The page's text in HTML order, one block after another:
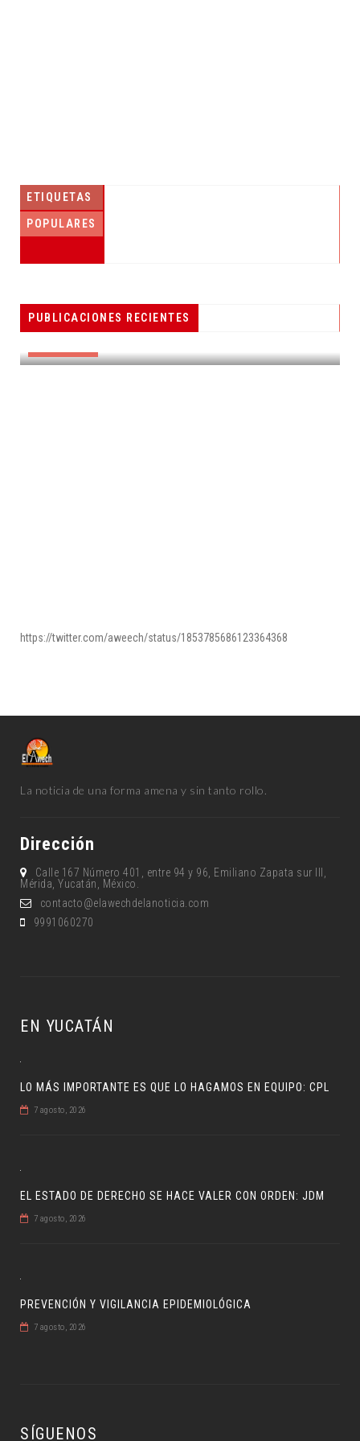
ETIQUETAS
POPULARES
PUBLICACIONES RECIENTES
PESCADORES RECIBEN EQUIPO DE
RADIOCOMUNICACIÓN
https://twitter.com/aweech/status/1853785686123364368
La noticia de una forma amena y sin tanto rollo.
Dirección
Calle 167 Número 401, entre 94 y 96, Emiliano Zapata sur lll,
Mérida, Yucatán, México.
contacto@elawechdelanoticia.com
9991060270
EN YUCATÁN
LO MÁS IMPORTANTE ES QUE LO HAGAMOS EN EQUIPO: CPL
7 agosto, 2026
EL ESTADO DE DERECHO SE HACE VALER CON ORDEN: JDM
7 agosto, 2026
PREVENCIÓN Y VIGILANCIA EPIDEMIOLÓGICA
7 agosto, 2026
SÍGUENOS